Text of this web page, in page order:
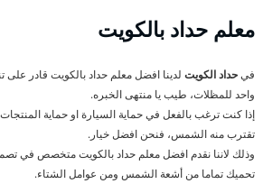
معلم حداد بالكويت
فيحداد الكويت لدينا افضل معلم حداد بالكويت قادر على
واحد للمظلات، طيب يا منتهى الخبره.
إذا كنت ترغب بالفعل في حماية السيارة او حماية
تقترب منه الشمس، فنحن افضل خيار.
وذلك لاننا نقدم افضل معلم حداد بالكويت متخصص في
تحميك تماما من أشعة الشمس ومن عوامل الشتاء.